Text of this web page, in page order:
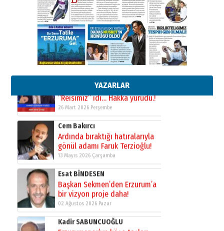
YAZARLAR
Cem Bakırcı
Ardında bıraktığı hatıralarıyla
gönül adamı Faruk Terzioğlu!
13 Mayıs 2026 Çarşamba
Esat BİNDESEN
Başkan Sekmen’den Erzurum’a
02 Ağustos 2026 Pazar
Kadir SABUNCUOĞLU
Erzurumspor’un köşe taşları
29 Haziran 2026 Pazartesi
Kenan GÜLERCİ
Murat Şahsuvaroğlu ERKON’da
çıtayı yukarı taşırken,
yönetimdekiler aşağı
çekmemeli!
17 Şubat 2026 SalıOrhan BOZKURT
Bir fotoğraf, bir şehir, bir
gazeteci… Dizginler kimin
elinde?